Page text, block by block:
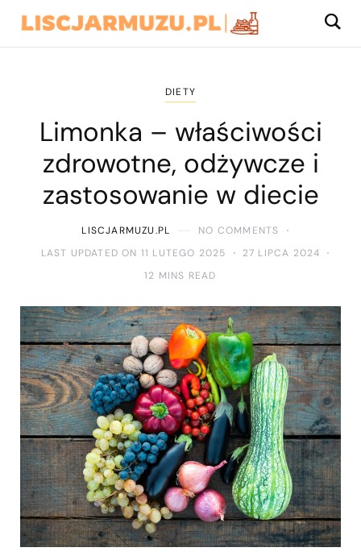
DIETY
Limonka – właściwości
zdrowotne, odżywcze i
zastosowanie w diecie
LISCJARMUZU.PL
NO COMMENTS
LAST UPDATED ON 11 LUTEGO 2025
27 LIPCA 2024
12 MINS READ